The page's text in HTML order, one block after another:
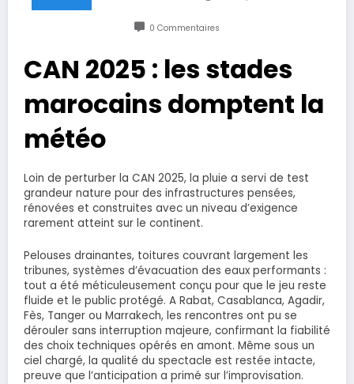
0 Commentaires
CAN 2025 : les stades
marocains domptent la
météo
Loin de perturber la CAN 2025, la pluie a servi de test
grandeur nature pour des infrastructures pensées,
rénovées et construites avec un niveau d’exigence
rarement atteint sur le continent.
Pelouses drainantes, toitures couvrant largement les
tribunes, systèmes d’évacuation des eaux performants :
tout a été méticuleusement conçu pour que le jeu reste
fluide et le public protégé. A Rabat, Casablanca, Agadir,
Fès, Tanger ou Marrakech, les rencontres ont pu se
dérouler sans interruption majeure, confirmant la fiabilité
des choix techniques opérés en amont. Même sous un
ciel chargé, la qualité du spectacle est restée intacte,
preuve que l’anticipation a primé sur l’improvisation.